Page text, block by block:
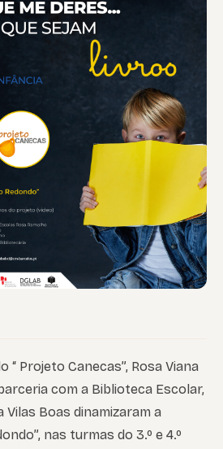
“ Projeto Canecas”, Rosa Viana
com a Biblioteca Escolar,
Vilas Boas dinamizaram a
nas turmas do 3.º e 4.º